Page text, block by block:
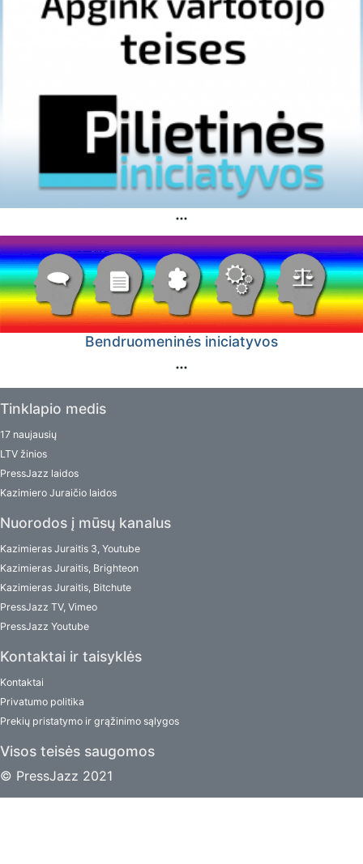
Bendruomeninės iniciatyvos
Tinklapio medis
17 naujausių
LTV žinios
PressJazz laidos
Kazimiero Juraičio laidos
Nuorodos į mūsų kanalus
Kazimieras Juraitis 3, Youtube
Kazimieras Juraitis, Brighteon
Kazimieras Juraitis, Bitchute
PressJazz TV, Vimeo
PressJazz Youtube
Kontaktai ir taisyklės
Kontaktai
Privatumo politika
Prekių pristatymo ir grąžinimo sąlygos
Visos teisės saugomos
© PressJazz 2021